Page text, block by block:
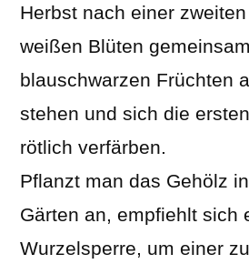
Herbst nach einer
weißen Blüten
blauschwarzen Früchten
stehen und sich die
rötlich verfärben.
Pflanzt man das Gehölz
Gärten an, empfiehlt sich
Wurzelsperre, um einer